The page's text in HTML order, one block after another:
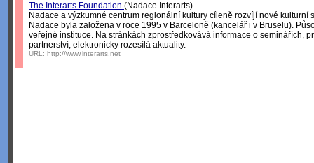
The Interarts Foundation (Nadace Interarts)
Nadace a výzkumné centrum regionální kultury cíleně rozvíjí nové kulturní
Nadace byla založena v roce 1995 v Barceloně (kancelář i v Bruselu).
veřejné instituce. Na stránkách zprostředkovává informace o seminářích,
partnerství, elektronicky rozesílá aktuality.
URL: http://www.interarts.net